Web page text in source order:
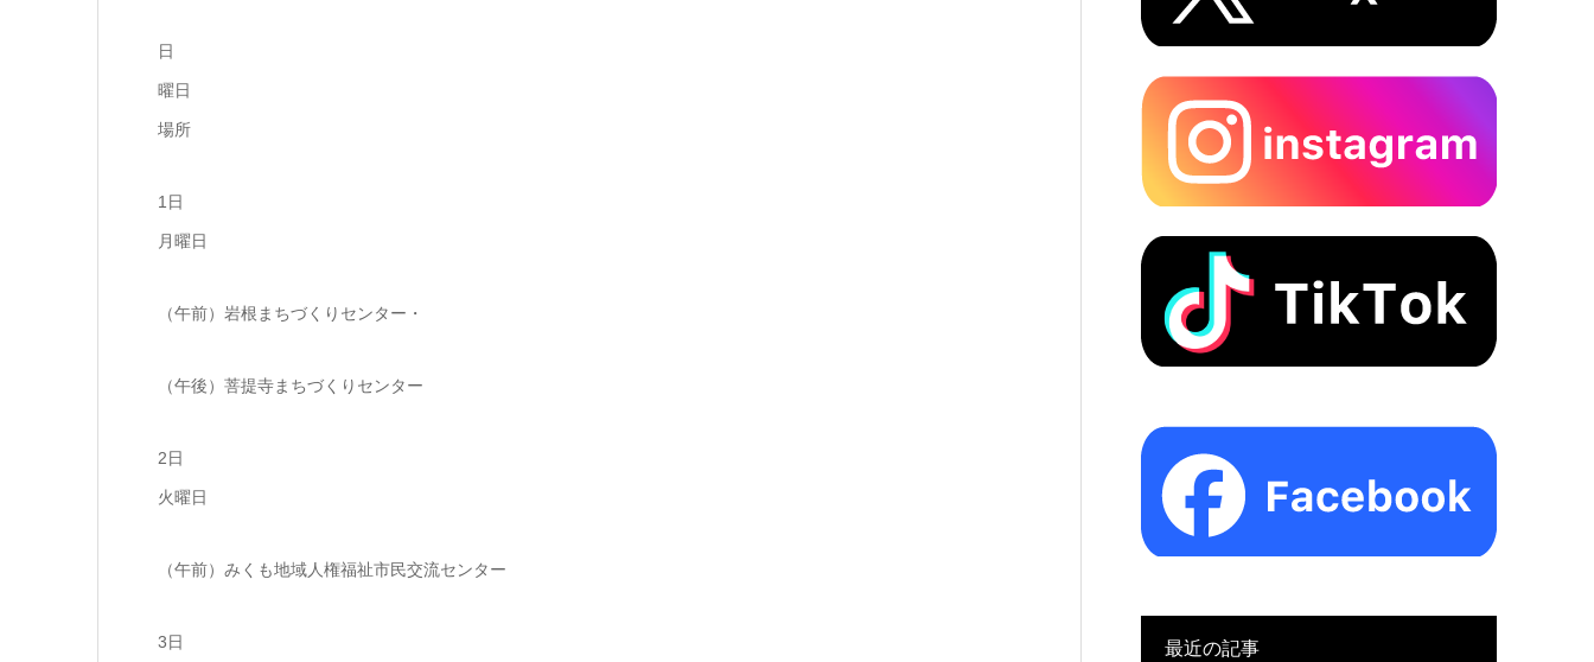
日
曜日
場所
1日
月曜日
（午前）岩根まちづくりセンター・
（午後）菩提寺まちづくりセンター
2日
火曜日
（午前）みくも地域人権福祉市民交流センター
3日 最近の記事